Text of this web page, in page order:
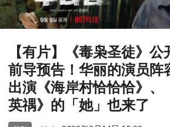
【有片】《毒枭圣徒》
前导预告！华丽的演员阵
出演《海岸村恰恰恰》、
英禑》的「她」也来了